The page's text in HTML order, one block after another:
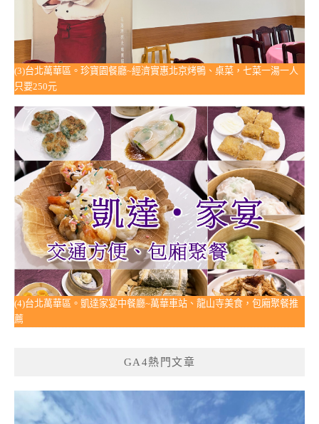
(3)台北萬華區。珍寶園餐廳~經濟實惠北京烤鴨、桌菜，七菜一湯一人
只要250元
(4)台北萬華區。凱達家宴中餐廳~萬華車站、龍山寺美食，包廂聚餐推
薦
GA4熱門文章